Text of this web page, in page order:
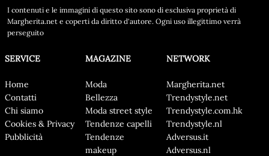
I contenuti e le immagini di questo sito sono di esclusiva proprietà di
Margherita.net e coperti da diritto d'autore. Ogni uso illegittimo verrà
perseguito
SERVICE
Home
Contatti
Chi siamo
Cookies & Privacy
Pubblicità
MAGAZINE
Moda
Bellezza
Moda street style
Tendenze capelli
Tendenze
makeup
NETWORK
Margherita.net
Trendystyle.net
Trendystyle.com.hk
Trendystyle.nl
Adversus.it
Adversus.nl